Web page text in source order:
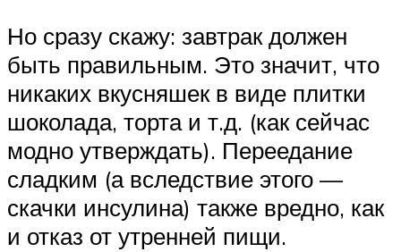
Но сразу скажу: завтрак должен
быть правильным. Это значит, что
никаких вкусняшек в виде плитки
шоколада, торта и т.д. (как сейчас
модно утверждать). Переедание
сладким (а вследствие этого —
скачки инсулина) также вредно, как
и отказ от утренней пищи.